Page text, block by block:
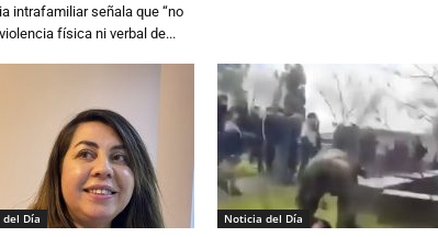
intrafamiliar señala que “no
física ni verbal de...
Día Noticia del Día